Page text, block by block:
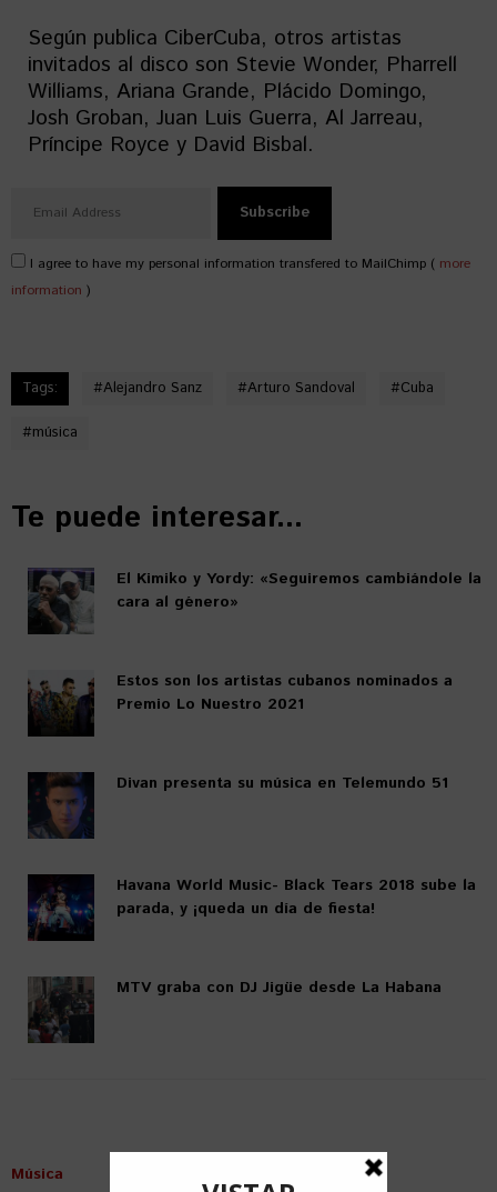
Según publica CiberCuba, otros artistas
invitados al disco son Stevie Wonder, Pharrell
Williams, Ariana Grande, Plácido Domingo,
Josh Groban, Juan Luis Guerra, Al Jarreau,
Príncipe Royce y David Bisbal.
I agree to have my personal information transfered to MailChimp ( more
information )
Tags: #Alejandro Sanz #Arturo Sandoval #Cuba
#música
Te puede interesar...
El Kimiko y Yordy: «Seguiremos cambiándole la
cara al género»
Estos son los artistas cubanos nominados a
Premio Lo Nuestro 2021
Divan presenta su música en Telemundo 51
Havana World Music- Black Tears 2018 sube la
parada, y ¡queda un día de fiesta!
MTV graba con DJ Jigüe desde La Habana
Música